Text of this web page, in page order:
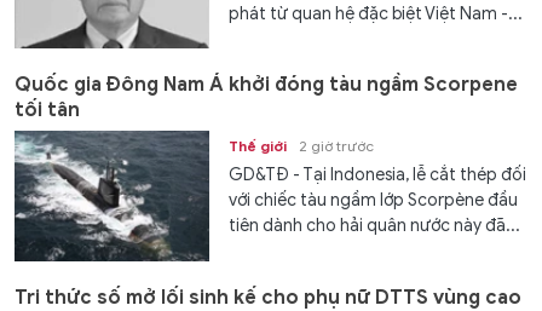
phát từ quan hệ đặc biệt Việt Nam -...
Quốc gia Đông Nam Á khởi đóng tàu ngầm Scorpene
tối tân
Thế giới 2 giờ trước
GD&TĐ - Tại Indonesia, lễ cắt thép đối
với chiếc tàu ngầm lớp Scorpène đầu
tiên dành cho hải quân nước này đã...
Tri thức số mở lối sinh kế cho phụ nữ DTTS vùng cao